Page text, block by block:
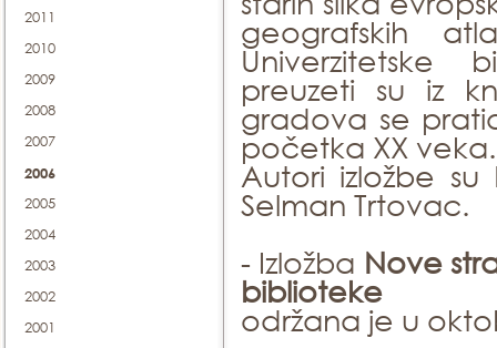
2011
2010
2009
2008
2007
2006
2005
2004
2003
2002
2001
geografskih
Univerzitetske
preuzeti su iz
gradova se
početka XX veka.
Autori izložbe
Selman Trtovac.
- Izložba Nove
biblioteke
održana je u